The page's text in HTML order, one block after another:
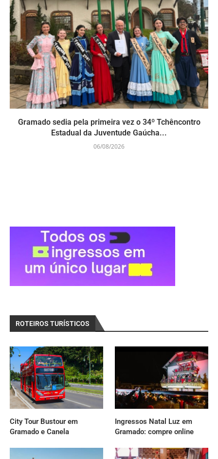
Gramado sedia pela primeira vez o 34º Tchêncontro
Estadual da Juventude Gaúcha...
06/08/2026
ROTEIROS TURÍSTICOS
City Tour Bustour em
Gramado e Canela
Ingressos Natal Luz em
Gramado: compre online